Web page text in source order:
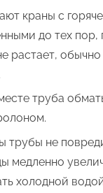
краны с
до тех пор,
растает,
труба
трубы не
медленно
холодной